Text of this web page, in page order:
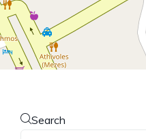
Search